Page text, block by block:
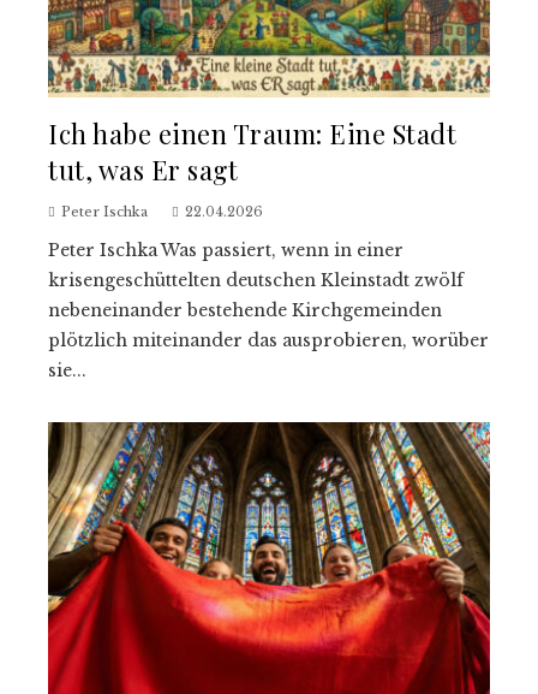
Ich habe einen Traum: Eine Stadt
tut, was Er sagt
Peter Ischka 22.04.2026
Peter Ischka Was passiert, wenn in einer
krisengeschüttelten deutschen Kleinstadt zwölf
nebeneinander bestehende Kirchgemeinden
plötzlich miteinander das ausprobieren, worüber
sie...